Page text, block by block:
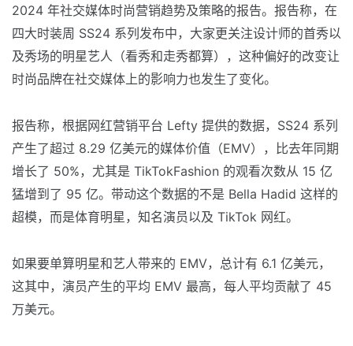
2024 年社交媒体时尚营销趋势及策略的报告。报告称，在
四大时装周 SS24 系列发布中，大家更关注设计师的首秀以
及秀场的明星艺人（看秀和走秀都算），这种偏好的改变让
时尚品牌在社交媒体上的影响力也发生了变化。
报告称，根据网红营销平台 Lefty 提供的数据，SS24 系列
产生了超过 8.29 亿美元的媒体价值（EMV），比去年同期
增长了 50%，尤其是 TikTokFashion 的观看次数从 15 亿
猛增到了 95 亿。带动这个数据的不是 Bella Hadid 这样的
超模，而是体育明星，知名演员以及 TikTok 网红。
如果要单算明星和艺人带来的 EMV，总计有 6.1 亿美元，
这其中，演员产生的平均 EMV 最高，每人平均贡献了 45
万美元。